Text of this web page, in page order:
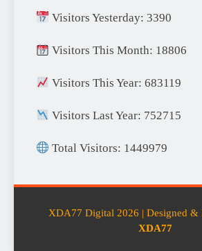
Visitors Yesterday: 3390
Visitors This Month: 18806
Visitors This Year: 683119
Visitors Last Year: 752715
Total Visitors: 1449979
XDA77 Digital 2026 | Designed &
XDA77